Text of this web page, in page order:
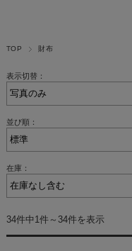
TOP 財布
表示切替：
並び順：
在庫：
34件中1件～34件を表示